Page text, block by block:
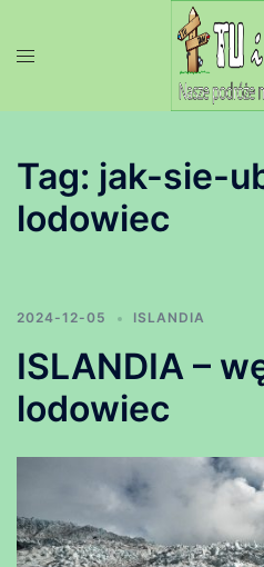
Tag: jak-sie-
lodowiec
2024-12-05 ISLANDIA
ISLANDIA –
lodowiec